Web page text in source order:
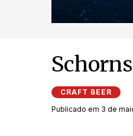
CRAFT BEER
Publicado em 3 de